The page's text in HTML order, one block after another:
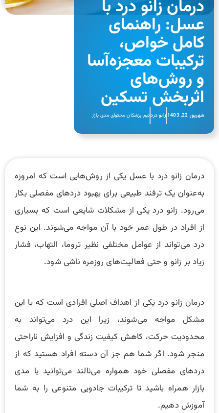
درمان زانو درد با
عسل: راهنمای
کامل خواص،
ترکیبات معجزه‌آسا
و روش‌های
اثربخش تسکین
شهریور 22, 1403 زانو دردتیم پزشکان محتوای مدی بازار
درمان زانو درد با عسل یکی از روش‌هایی است که امروزه
به‌عنوان یک ترفند طبیعی برای بهبود دردهای مفصلی بکار
می‌رود. زانو درد یکی از مشکلات شایعی است که بسیاری
از افراد در طول عمر خود با آن مواجه می‌شوند. این نوع
درد می‌تواند از عوامل مختلفی نظیر تروما، التهاب، فشار
زیاد بر زانو و حتی فعالیت‌های روزمره ناشی شود.
درمان زانو درد یکی از اهداف اصلی افرادی است که با این
مشکل مواجه می‌شوند، زیرا این درد می‌تواند به
محدودیت حرکت، کاهش کیفیت زندگی و افزایش ناراحتی
منجر شود. اگر شما هم جز آن دسته افراد هستید که از
دردهای مفصلی خود همواره می‌نالند می‌توانید با مدی
بازار همراه باشید تا ترکیبات جادویی متنوعی را به شما
آموزش دهیم.